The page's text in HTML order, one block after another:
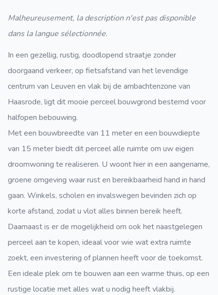
Malheureusement, la description n'est pas disponible
dans la langue sélectionnée.
In een gezellig, rustig, doodlopend straatje zonder
doorgaand verkeer, op fietsafstand van het levendige
centrum van Leuven en vlak bij de ambachtenzone van
Haasrode, ligt dit mooie perceel bouwgrond bestemd voor
halfopen bebouwing.
Met een bouwbreedte van 11 meter en een bouwdiepte
van 15 meter biedt dit perceel alle ruimte om uw eigen
droomwoning te realiseren. U woont hier in een aangename,
groene omgeving waar rust en bereikbaarheid hand in hand
gaan. Winkels, scholen en invalswegen bevinden zich op
korte afstand, zodat u vlot alles binnen bereik heeft.
Daarnaast is er de mogelijkheid om ook het naastgelegen
perceel aan te kopen, ideaal voor wie wat extra ruimte
zoekt, een investering of plannen heeft voor de toekomst.
Een ideale plek om te bouwen aan een warme thuis, op een
rustige locatie met alles wat u nodig heeft vlakbij.